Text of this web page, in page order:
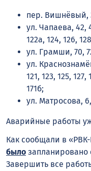
пер. Вишнёвый,
ул. Чапаева, 42,
122а, 124, 126,
ул. Грамши, 70,
ул.
121, 123, 125, 127,
171б;
ул. Матросова,
Аварийные работы
Как сообщали в
было запланировано
Завершить все